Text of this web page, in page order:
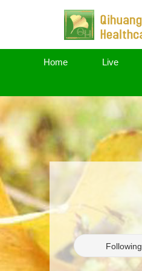
Home Live
Following